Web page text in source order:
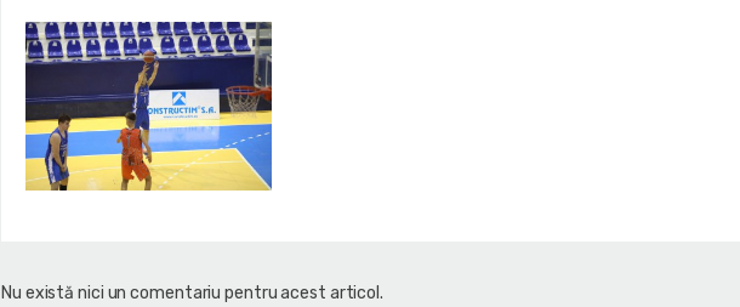
Nu există nici un comentariu pentru acest articol.